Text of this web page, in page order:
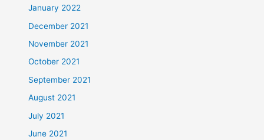
January 2022
December 2021
November 2021
October 2021
September 2021
August 2021
July 2021
June 2021